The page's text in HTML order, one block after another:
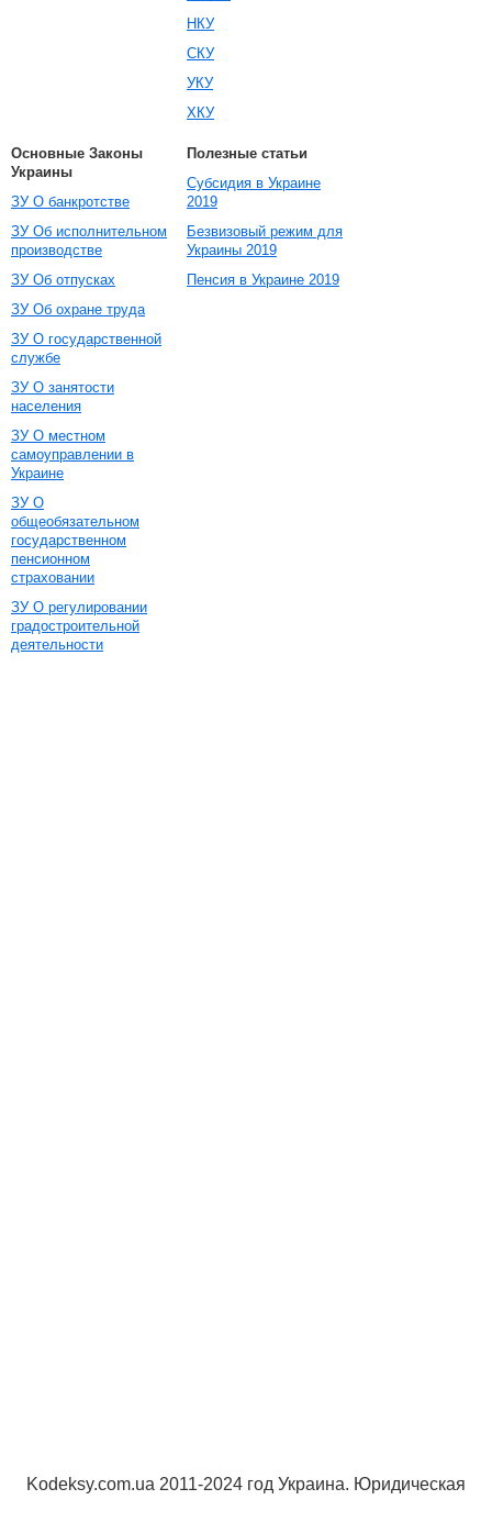
НКУ
СКУ
УКУ
ХКУ
Основные Законы
Украины
ЗУ О банкротстве
ЗУ Об исполнительном
производстве
ЗУ Об отпусках
ЗУ Об охране труда
ЗУ О государственной
службе
ЗУ О занятости
населения
ЗУ О местном
самоуправлении в
Украине
ЗУ О
общеобязательном
государственном
пенсионном
страховании
ЗУ О регулировании
градостроительной
деятельности
Полезные статьи
Субсидия в Украине
2019
Безвизовый режим для
Украины 2019
Пенсия в Украине 2019
Kodeksy.com.ua 2011-2024 год Украина. Юридическая